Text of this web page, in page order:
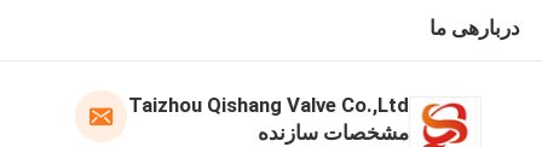
دربارهی ما
Taizhou Qishang Valve Co.,Ltd
مشخصات سازنده